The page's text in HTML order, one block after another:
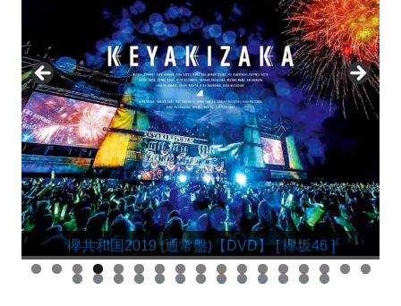
欅共和国2019(初回生産限定盤)【Blu-ray】 [ 欅坂46 ]
欅共和国2019(初回生産限定盤)【DVD】 [ 欅坂46 ]
欅共和国2019 (通常盤)【Blu-ray】 [ 欅坂46 ]
欅共和国2019 (通常盤)【DVD】 [ 欅坂46 ]
欅坂46 LIVE at 東京ドーム 〜ARENA TOUR 2019
FINAL〜(初回生産限定盤)【Blu-ray】 [ 欅坂46 ]
欅坂46 LIVE at 東京ドーム 〜ARENA TOUR 2019
FINAL〜(初回生産限定盤)【DVD】 [ 欅坂46 ]
響 -HIBIKI- Blu-ray 豪華版【Blu-ray】 [ 平手友梨奈 ]
響 -HIBIKI- DVD 豪華版 [ 平手友梨奈 ]
響 -HIBIKI- DVD 通常版 [ 平手友梨奈 ]
舞台「ザンビ」 Blu-ray BOX
舞台「ザンビ」 DVD-BOX
KEYABINGO!4 ひらがなけやきって何？ Blu-ray
BOX【Blu-ray】 [ けやき坂46 ]
KEYABINGO!4 ひらがなけやきって何？ DVD-
BOX(初回生産限定) [ けやき坂46 ]
0 1 2 3 4 5 6 7
8 9 0 1 2 3 4 5 6 7 8 9 0